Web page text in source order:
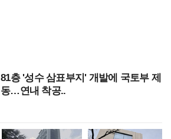
81층 '성수 삼표부지' 개발에 국토부 제
동…연내 착공..